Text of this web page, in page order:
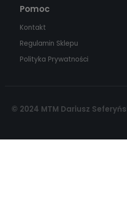
Pomoc
Kontakt
Regulamin Sklepu
Polityka Prywatności
© 2024 MTM Dariusz